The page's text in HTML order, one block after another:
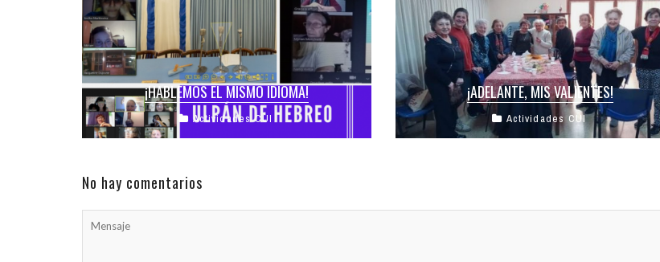
¡HABLEMOS EL MISMO IDIOMA!
Con gran alegría les contamos que nuestro ulpán
de Córdoba está funcionando a pleno por zoom
Actividades CUI
¡ADELANTE, MIS VALIENTES!
El viernes pasado hubo reunión en el Centro
Unión con las mujeres de Golda y los
Actividades CUI
No hay comentarios